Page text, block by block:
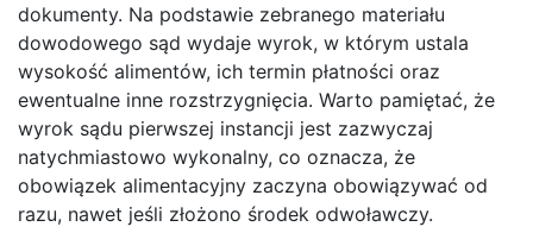
dokumenty. Na podstawie zebranego materiału
dowodowego sąd wydaje wyrok, w którym ustala
wysokość alimentów, ich termin płatności oraz
ewentualne inne rozstrzygnięcia. Warto pamiętać, że
wyrok sądu pierwszej instancji jest zazwyczaj
natychmiastowo wykonalny, co oznacza, że
obowiązek alimentacyjny zaczyna obowiązywać od
razu, nawet jeśli złożono środek odwoławczy.